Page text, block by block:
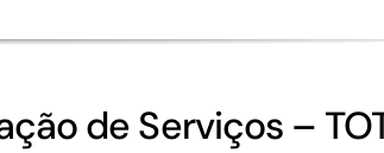
de Serviços –